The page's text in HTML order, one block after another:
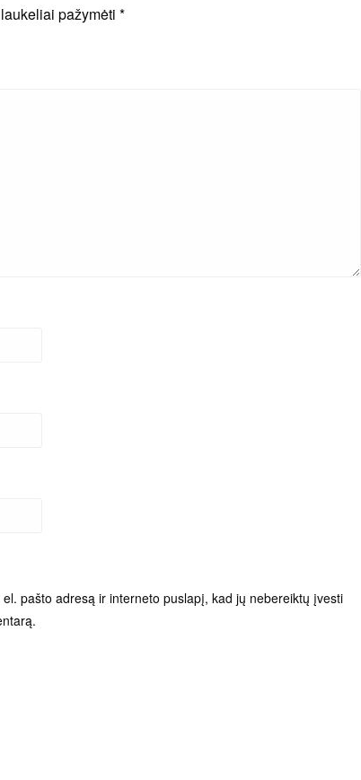
pažymėti *
pašto adresą ir interneto puslapį, kad jų nebereiktų įvesti